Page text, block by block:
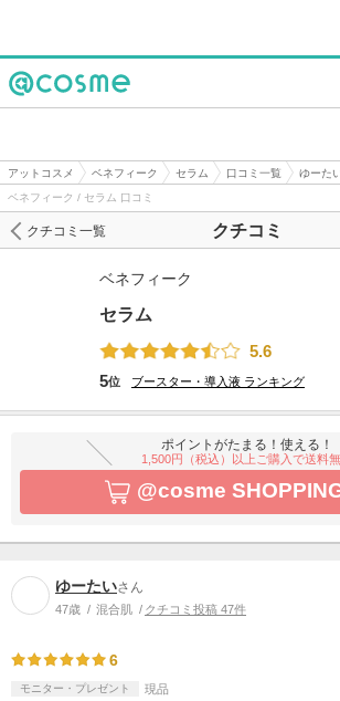
アットコスメ ベネフィーク セラム 口コミ一覧
ゆーた
ベネフィーク / セラム 口コミ
クチコミ
クチコミ一覧
ベネフィーク
セラム
5.6
5位 ブースター・導入液 ランキング
ポイントがたまる！使える！
1,500円（税込）以上ご購入で送料
@cosme
ゆーたいさん
47歳 混合肌 クチコミ投稿 47件
6
モニター・プレゼント 現品